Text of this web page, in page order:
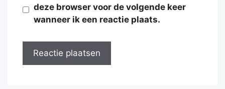
deze browser voor de volgende keer
wanneer ik een reactie plaats.